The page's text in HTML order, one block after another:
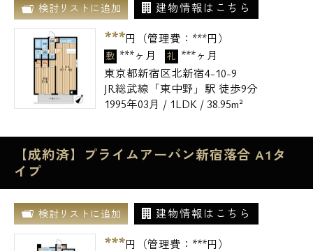
検討リストに追加 建物情報はこちら
***円（管理費： ***円）
敷 ***ヶ月 礼 ***ヶ月
東京都新宿区北新宿4-10-9
JR総武線「東中野」駅 徒歩9分
1995年03月 / 1LDK / 38.95m²
【成約済】プライムアーバン新宿落合 A1タ
イプ
検討リストに追加 建物情報はこちら
***円（管理費： ***円）